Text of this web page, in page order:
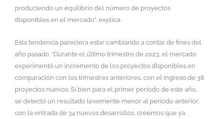
produciendo un equilibrio del número de proyectos
disponibles en el mercado”, explica.
Esta tendencia pareciera estar cambiando a contar de fines del
año pasado. “Durante el último trimestre de 2023, el mercado
experimentó un incremento de los proyectos disponibles en
comparación con los trimestres anteriores, con el ingreso de 38
proyectos nuevos. Si bien para el primer periodo de este año,
se detectó un resultado levemente menor al periodo anterior,
con la entrada de 34 nuevos desarrollos, creemos que ya